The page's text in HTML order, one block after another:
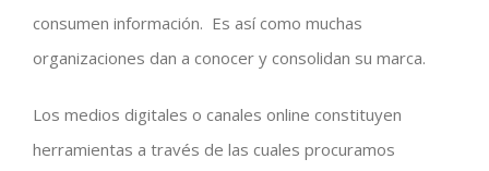
consumen información. Es así como muchas
organizaciones dan a conocer y consolidan su marca.
Los medios digitales o canales online constituyen
herramientas a través de las cuales procuramos